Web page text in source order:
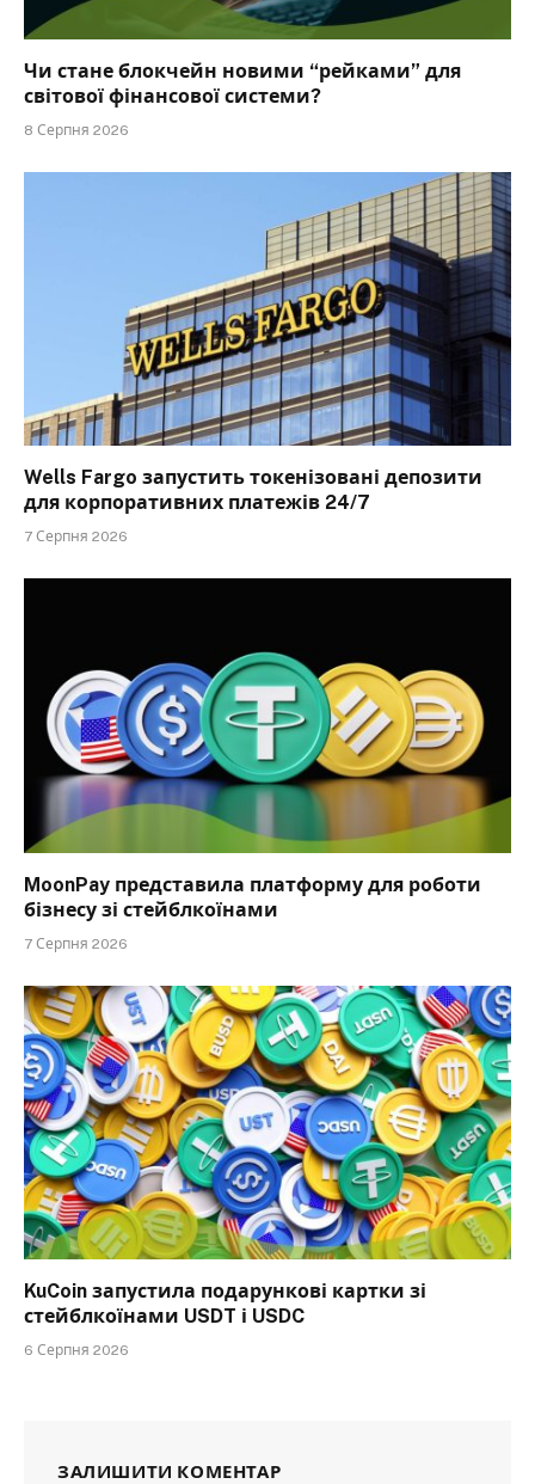
Чи стане блокчейн новими “рейками” для
світової фінансової системи?
8 Серпня 2026
Wells Fargo запустить токенізовані депозити
для корпоративних платежів 24/7
7 Серпня 2026
MoonPay представила платформу для роботи
бізнесу зі стейблкоїнами
7 Серпня 2026
KuCoin запустила подарункові картки зі
стейблкоїнами USDT і USDC
6 Серпня 2026
ЗАЛИШИТИ КОМЕНТАР